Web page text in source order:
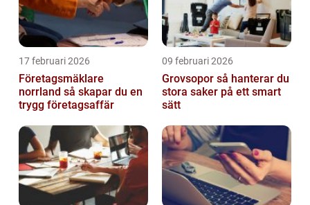
17 februari 2026
Företagsmäklare
norrland så skapar du en
trygg företagsaffär
09 februari 2026
Grovsopor så hanterar du
stora saker på ett smart
sätt